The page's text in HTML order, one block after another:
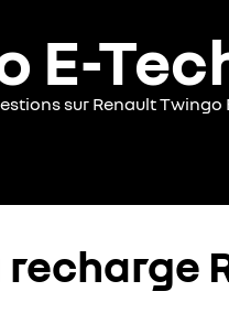
E-
sur Renault Twingo